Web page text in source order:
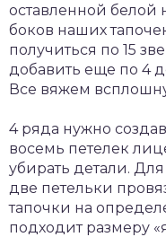
оставленной
боков наших
получиться по 15
добавить еще по 4
Все вяжем
4 ряда нужно
восемь петелек
убирать детали.
две петельки
тапочки на
подходит размеру